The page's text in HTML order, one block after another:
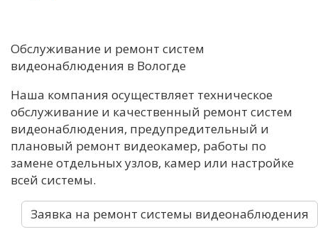
Обслуживание и ремонт систем
видеонаблюдения в Вологде
Наша компания осуществляет техническое
обслуживание и качественный ремонт систем
видеонаблюдения, предупредительный и
плановый ремонт видеокамер, работы по
замене отдельных узлов, камер или настройке
всей системы.
Заявка на ремонт системы видеонаблюдения